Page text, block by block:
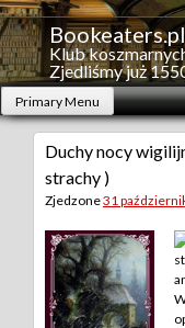
Skip
to
content
Bookeaters.pl
Klub
Zjedliśmy już
Primary Menu
Duchy nocy
strachy )
Zjedzone31